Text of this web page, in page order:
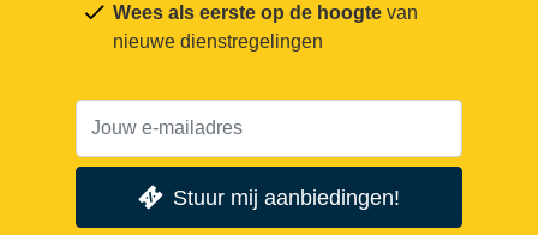
Wees als eerste op de hoogte van
nieuwe dienstregelingen
Stuur mij aanbiedingen!